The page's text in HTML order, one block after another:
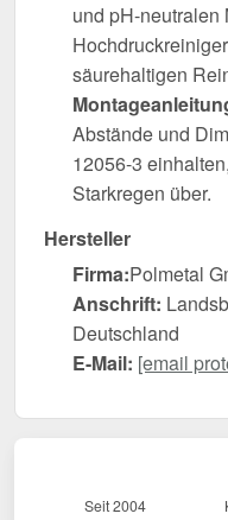
und pH-neutralen
säurehaltigen
Abstände und
12056-3
Starkregen über.
Hersteller
Firma:Polmetal
Anschrift:
Deutschland
E-Mail: [email
Seit 2004